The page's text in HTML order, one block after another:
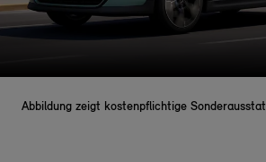
Abbildung zeigt kostenpflichtige